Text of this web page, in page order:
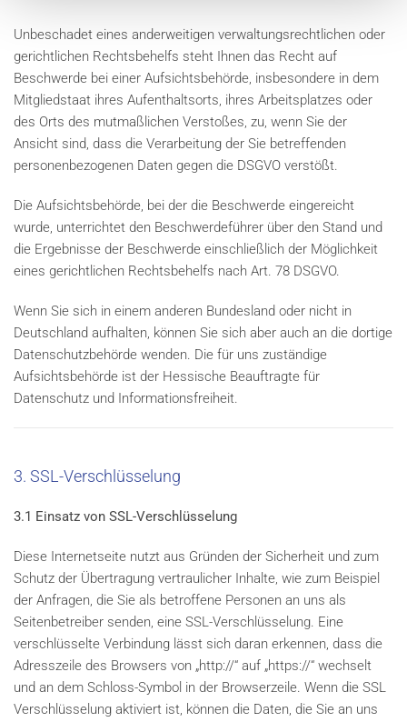
Unbeschadet eines anderweitigen verwaltungsrechtlichen oder
gerichtlichen Rechtsbehelfs steht Ihnen das Recht auf
Beschwerde bei einer Aufsichtsbehörde, insbesondere in dem
Mitgliedstaat ihres Aufenthaltsorts, ihres Arbeitsplatzes oder
des Orts des mutmaßlichen Verstoßes, zu, wenn Sie der
Ansicht sind, dass die Verarbeitung der Sie betreffenden
personenbezogenen Daten gegen die DSGVO verstößt.
Die Aufsichtsbehörde, bei der die Beschwerde eingereicht
wurde, unterrichtet den Beschwerdeführer über den Stand und
die Ergebnisse der Beschwerde einschließlich der Möglichkeit
eines gerichtlichen Rechtsbehelfs nach Art. 78 DSGVO.
Wenn Sie sich in einem anderen Bundesland oder nicht in
Deutschland aufhalten, können Sie sich aber auch an die dortige
Datenschutzbehörde wenden. Die für uns zuständige
Aufsichtsbehörde ist der Hessische Beauftragte für
Datenschutz und Informationsfreiheit.
3. SSL-Verschlüsselung
3.1 Einsatz von SSL-Verschlüsselung
Diese Internetseite nutzt aus Gründen der Sicherheit und zum
Schutz der Übertragung vertraulicher Inhalte, wie zum Beispiel
der Anfragen, die Sie als betroffene Personen an uns als
Seitenbetreiber senden, eine SSL-Verschlüsselung. Eine
verschlüsselte Verbindung lässt sich daran erkennen, dass die
Adresszeile des Browsers von „http://“ auf „https://“ wechselt
und an dem Schloss-Symbol in der Browserzeile. Wenn die SSL
Verschlüsselung aktiviert ist, können die Daten, die Sie an uns